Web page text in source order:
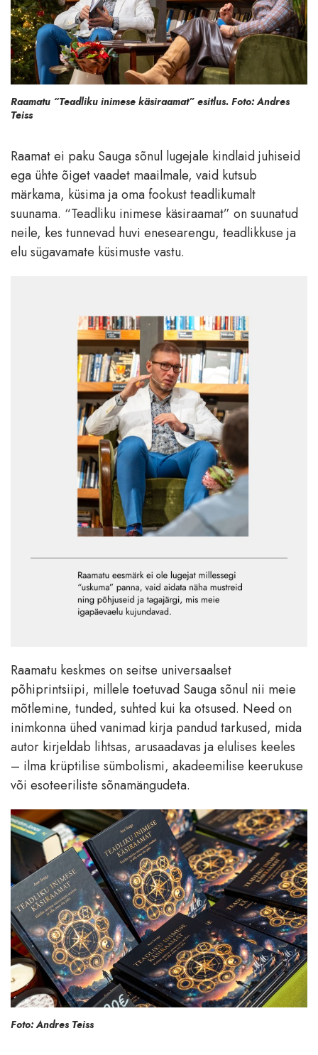
Raamatu “Teadliku inimese käsiraamat” esitlus. Foto: Andres
Teiss
Raamat ei paku Sauga sõnul lugejale kindlaid juhiseid
ega ühte õiget vaadet maailmale, vaid kutsub
märkama, küsima ja oma fookust teadlikumalt
suunama. “Teadliku inimese käsiraamat” on suunatud
neile, kes tunnevad huvi enesearengu, teadlikkuse ja
elu sügavamate küsimuste vastu.
Raamatu keskmes on seitse universaalset
põhiprintsiipi, millele toetuvad Sauga sõnul nii meie
mõtlemine, tunded, suhted kui ka otsused. Need on
inimkonna ühed vanimad kirja pandud tarkused, mida
autor kirjeldab lihtsas, arusaadavas ja elulises keeles
– ilma krüptilise sümbolismi, akadeemilise keerukuse
või esoteeriliste sõnamängudeta.
Foto: Andres Teiss